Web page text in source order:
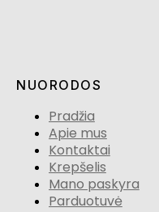
NUORODOS
Pradžia
Apie mus
Kontaktai
Krepšelis
Mano paskyra
Parduotuvė